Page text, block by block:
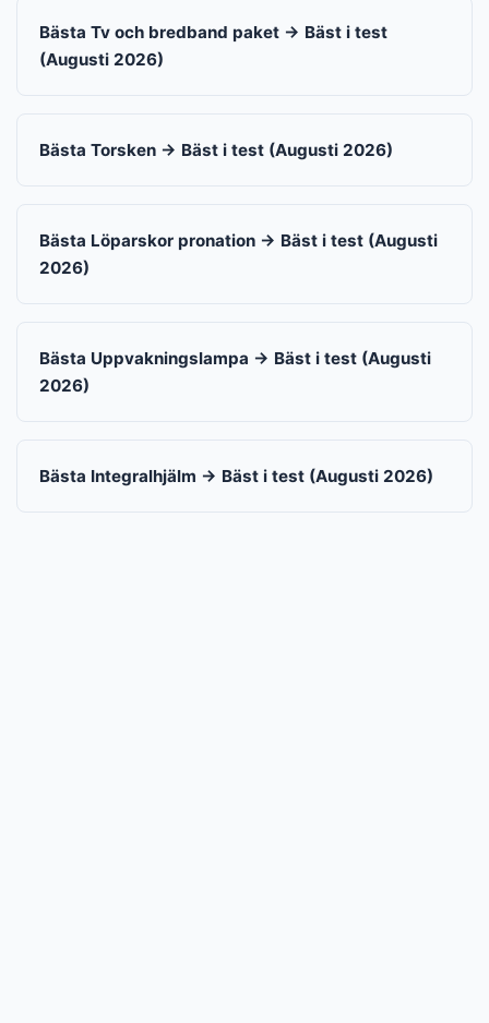
Bästa Tv och bredband paket → Bäst i test
(Augusti 2026)
Bästa Torsken → Bäst i test (Augusti 2026)
Bästa Löparskor pronation → Bäst i test (Augusti
2026)
Bästa Uppvakningslampa → Bäst i test (Augusti
2026)
Bästa Integralhjälm → Bäst i test (Augusti 2026)